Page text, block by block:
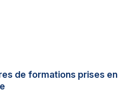
de formations prises en